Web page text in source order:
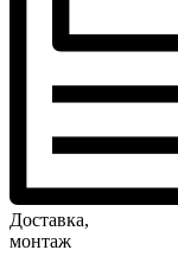
Доставка,
монтаж